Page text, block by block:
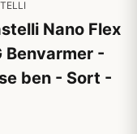
Nano Flex
Benvarmer -
ben - Sort -